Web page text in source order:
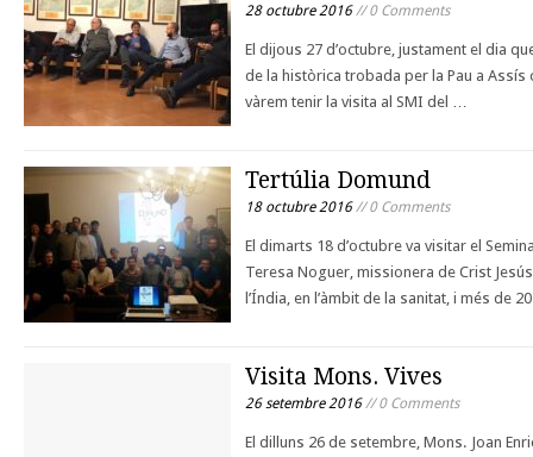
28 octubre 2016// 0 Comments
El dijous 27 d’octubre, justament el dia
de la històrica trobada per la Pau a Assís
vàrem tenir la visita al SMI del …
Tertúlia Domund
18 octubre 2016// 0 Comments
El dimarts 18 d’octubre va visitar el
Teresa Noguer, missionera de Crist
l’Índia, en l’àmbit de la sanitat, i més de
Visita Mons. Vives
26 setembre 2016// 0 Comments
El dilluns 26 de setembre, Mons. Joan